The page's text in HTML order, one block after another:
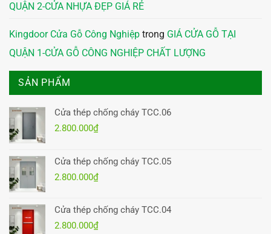
QUẬN 2-CỬA NHỰA ĐẸP GIÁ RẺ
Kingdoor Cửa Gỗ Công Nghiệp trong GIÁ CỬA GỖ TẠI
QUẬN 1-CỬA GỖ CÔNG NGHIỆP CHẤT LƯỢNG
SẢN PHẨM
Cửa thép chống cháy TCC.06
2.800.000₫
Cửa thép chống cháy TCC.05
2.800.000₫
Cửa thép chống cháy TCC.04
2.800.000₫